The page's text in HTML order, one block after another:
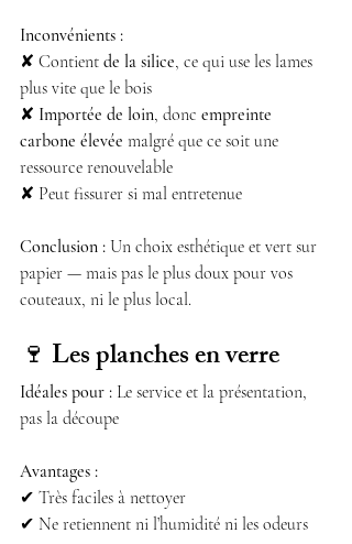
Inconvénients :
✘ Contient de la silice, ce qui use les lames
plus vite que le bois
✘ Importée de loin, donc empreinte
carbone élevée malgré que ce soit une
ressource renouvelable
✘ Peut fissurer si mal entretenue
Conclusion : Un choix esthétique et vert sur
papier — mais pas le plus doux pour vos
couteaux, ni le plus local.
🍷 Les planches en verre
Idéales pour : Le service et la présentation,
pas la découpe
Avantages :
✔ Très faciles à nettoyer
✔ Ne retiennent ni l’humidité ni les odeurs